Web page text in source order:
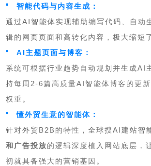
智能代码与内容生成：
通过AI智能体实现辅助编写代码、自动
辑的网页页面和高转化内容，极大缩短
AI主题页面与博客：
系统可根据行业趋势自动规划并生成AI
持每周2-6篇高质量AI智能体博客的更
权重。
懂外贸生意的智能体：
针对外贸B2B 的特性，全球搜AI建站智
和广告投放的逻辑深度植入网站底层，
初就具备强大的营销基因 。